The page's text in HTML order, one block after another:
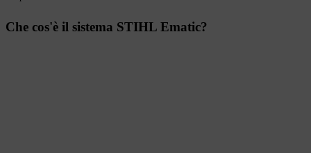
Che cos'è il sistema STIHL Ematic?